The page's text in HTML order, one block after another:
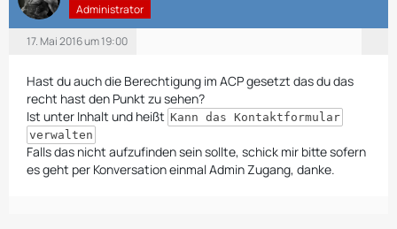
Administrator
17. Mai 2016 um 19:00
Hast du auch die Berechtigung im ACP gesetzt das du das
recht hast den Punkt zu sehen?
Ist unter Inhalt und heißt Kann das Kontaktformular
verwalten
Falls das nicht aufzufinden sein sollte, schick mir bitte sofern
es geht per Konversation einmal Admin Zugang, danke.